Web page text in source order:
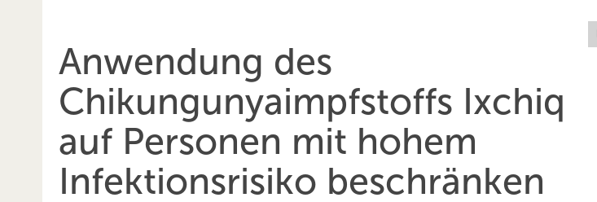
Anwendung des
Chikungunyaimpfstoffs Ixchiq
auf Personen mit hohem
Infektionsrisiko beschränken